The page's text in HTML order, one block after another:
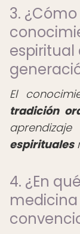
3.
espiritual
El
tradición
espirituales
4. ¿En